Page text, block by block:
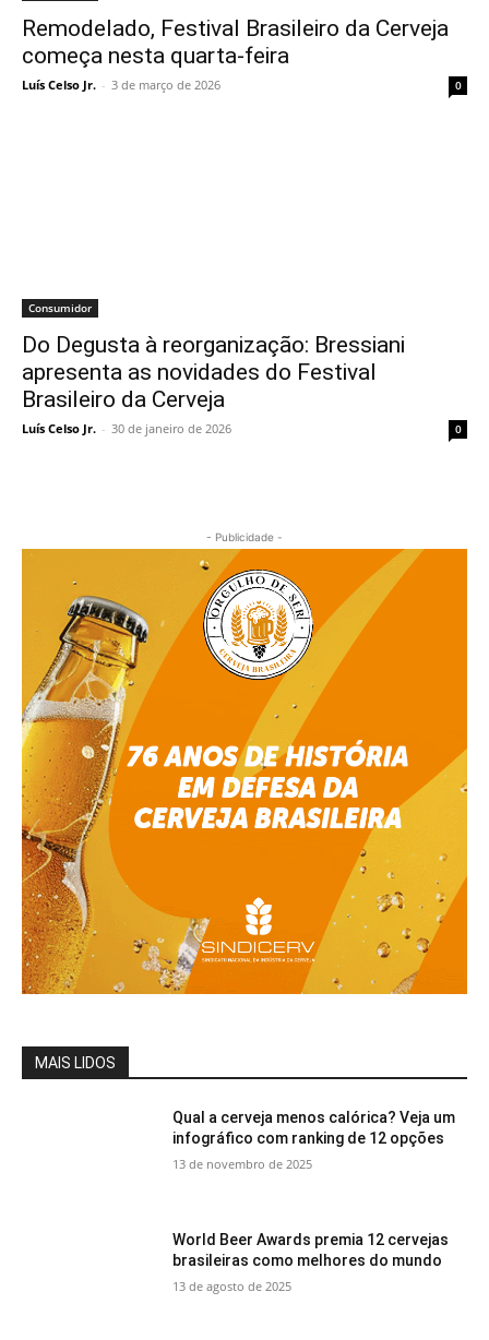
Remodelado, Festival Brasileiro da Cerveja
começa nesta quarta-feira
Luís Celso Jr. - 3 de março de 2026 0
Consumidor
Do Degusta à reorganização: Bressiani
apresenta as novidades do Festival
Brasileiro da Cerveja
Luís Celso Jr. - 30 de janeiro de 2026 0
- Publicidade -
MAIS LIDOS
Qual a cerveja menos calórica? Veja um
infográfico com ranking de 12 opções
13 de novembro de 2025
World Beer Awards premia 12 cervejas
brasileiras como melhores do mundo
13 de agosto de 2025